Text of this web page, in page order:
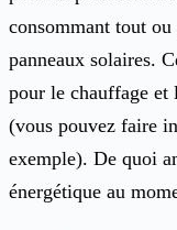
consommant tout ou
panneaux solaires.
pour le chauffage et
(vous pouvez faire
exemple). De quoi
énergétique au